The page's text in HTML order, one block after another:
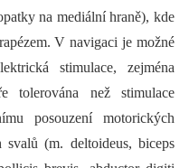
na mediální hraně), kde
V navigaci je možné
stimulace, zejména
než stimulace
posouzení motorických
(m. deltoideus, biceps